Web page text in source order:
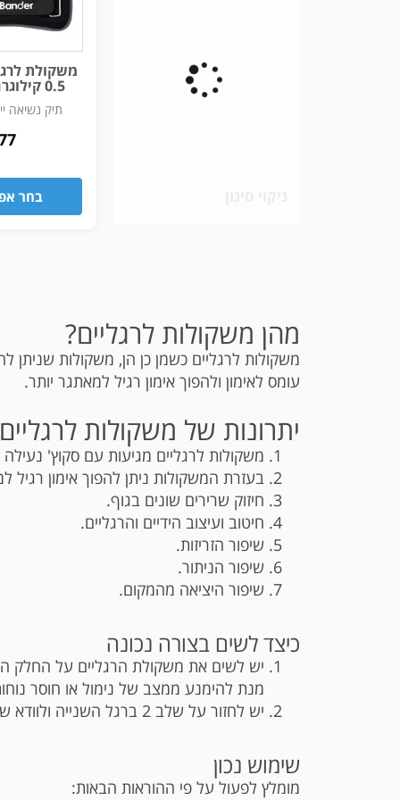
משקולת
0.5 קילוגרם 2 יחידות
תיק נשיאה
בחר
מהן משקולות לרגליים?
משקולות לרגליים כשמן כן הן, משקולות שניתן
עומס לאימון ולהפוך אימון רגיל למאתגר יותר.
יתרונות של משקולות לרגליים
משקולות לרגליים מגיעות עם סקוץ'
בעזרת המשקולות ניתן להפוך אימון רגיל
חיזוק שרירים שונים בגוף.
חיטוב ועיצוב הידיים והרגליים.
שיפור הזריזות.
שיפור הניתור.
שיפור היציאה מהמקום.
כיצד לשים בצורה נכונה
יש לשים את משקולת הרגליים על החלק
מנת להימנע ממצב של נימול או חוסר
יש לחזור על שלב 2 ברגל השנייה ולוודא שהמשקולות יושבות בצורה טובה על הרגליים.
שימוש נכון
מומלץ לפעול על פי ההוראות הבאות: